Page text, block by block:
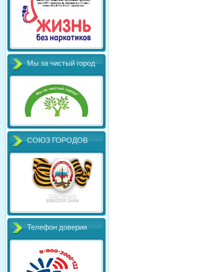
Мы за чистый город
СОЮЗ ГОРОДОВ
Телефон доверия